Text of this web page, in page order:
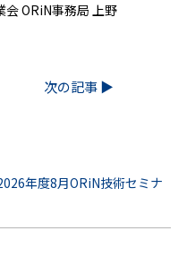
ORiN事務局 上野
次の記事 ▶︎
年度8月ORiN技術セミナ